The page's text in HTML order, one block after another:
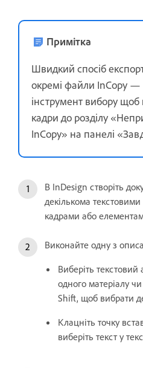
Примітка
Швидкий спосіб
окремі файли InCopy —
інструмент вибору щоб
кадри до розділу
InCopy» на панелі
В InDesign створіть
декількома
кадрами або
Виконайте одну з
Виберіть
одного матеріалу
Shift, щоб вибрати
Клацніть точку
виберіть текст у